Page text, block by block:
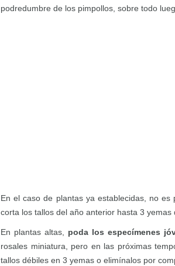
podredumbre de los pimpollos, sobre todo
En el caso de plantas ya establecidas, no
corta los tallos del año anterior hasta 3 yemas
En plantas altas, poda los especímenes
rosales miniatura, pero en las próximas
tallos débiles en 3 yemas o elimínalos por